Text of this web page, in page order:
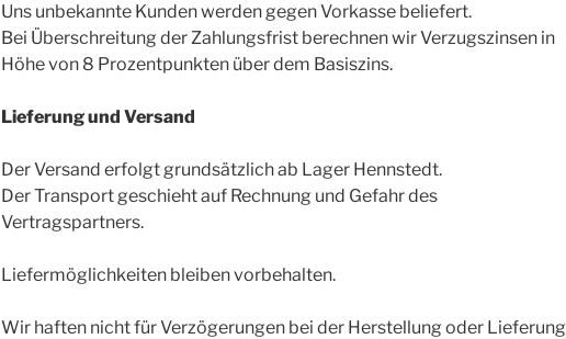
Uns unbekannte Kunden werden gegen Vorkasse beliefert.
Bei Überschreitung der Zahlungsfrist berechnen wir Verzugszinsen in
Höhe von 8 Prozentpunkten über dem Basiszins.
Lieferung und Versand
Der Versand erfolgt grundsätzlich ab Lager Hennstedt.
Der Transport geschieht auf Rechnung und Gefahr des
Vertragspartners.
Liefermöglichkeiten bleiben vorbehalten.
Wir haften nicht für Verzögerungen bei der Herstellung oder Lieferung